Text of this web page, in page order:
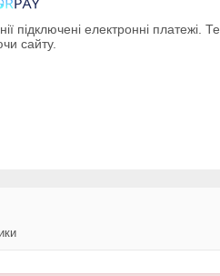
підключені електронні платежі.
сайту.